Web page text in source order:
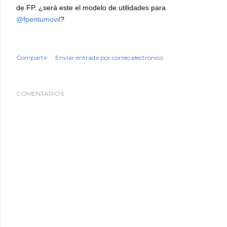
de FP. ¿será este el modelo de utilidades para
@fpentumovil?
Compartir Enviar entrada por correo electrónico
COMENTARIOS